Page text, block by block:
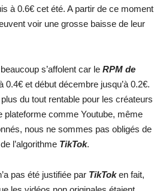
à 0.6€ cet été. A partir de ce moment
voir une grosse baisse de leur
s’affolent car le RPM de
0.4€ et début décembre jusqu’à 0.2€.
du tout rentable pour les créateurs
plateforme comme Youtube, même
nous ne sommes pas obligés de
l’algorithme TikTok.
pas été justifiée par TikToken fait,